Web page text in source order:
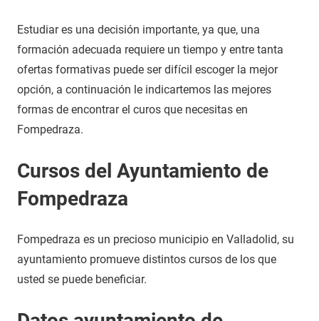
Estudiar es una decisión importante, ya que, una
formación adecuada requiere un tiempo y entre tanta
ofertas formativas puede ser difícil escoger la mejor
opción, a continuación le indicartemos las mejores
formas de encontrar el curos que necesitas en
Fompedraza.
Cursos del Ayuntamiento de
Fompedraza
Fompedraza es un precioso municipio en Valladolid, su
ayuntamiento promueve distintos cursos de los que
usted se puede beneficiar.